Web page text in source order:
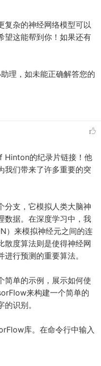
复杂的神经网络模型可以
望这能帮到你！如果还有
理，如未能正确解答您的
Hinton的纪录片链接！他
我们带来了许多重要的突
分支，它模拟人类大脑神
数据。在深度学习中，我
）来模拟神经元之间的连
散度算法则是使得神经网
行预测的重要算法。
简单的示例，展示如何使
来构建一个简单的
识别。
库。在命令行中输入